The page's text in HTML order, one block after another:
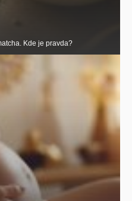
Kde je pravda?